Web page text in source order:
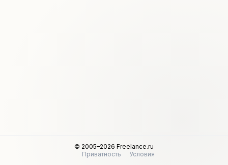
© 2005–2026 Freelance.ru
Приватность
Условия